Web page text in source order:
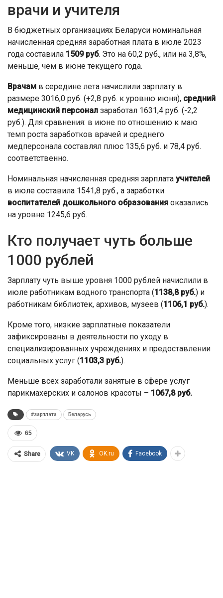
врачи и учителя
В бюджетных организациях Беларуси номинальная
начисленная средняя заработная плата в июле 2023
года составила 1509 руб. Это на 60,2 руб., или на 3,8%,
меньше, чем в июне текущего года.
Врачам в середине лета начислили зарплату в
размере 3016,0 руб. (+2,8 руб. к уровню июня), средний
медицинский персонал заработал 1631,4 руб. (-2,2
руб.). Для сравнения: в июне по отношению к маю
темп роста заработков врачей и среднего
медперсонала составлял плюс 135,6 руб. и 78,4 руб.
соответственно.
Номинальная начисленная средняя зарплата учителей
в июле составила 1541,8 руб., а заработки
воспитателей дошкольного образования оказались
на уровне 1245,6 руб.
Кто получает чуть больше
1000 рублей
Зарплату чуть выше уровня 1000 рублей начислили в
июле работникам водного транспорта (1138,8 руб.) и
работникам библиотек, архивов, музеев (1106,1 руб.).
Кроме того, низкие зарплатные показатели
зафиксированы в деятельности по уходу в
специализированных учреждениях и предоставлении
социальных услуг (1103,3 руб.).
Меньше всех заработали занятые в сфере услуг
парикмахерских и салонов красоты – 1067,8 руб.
#зарплата Беларусь
65
Share VK OK.ru Facebook